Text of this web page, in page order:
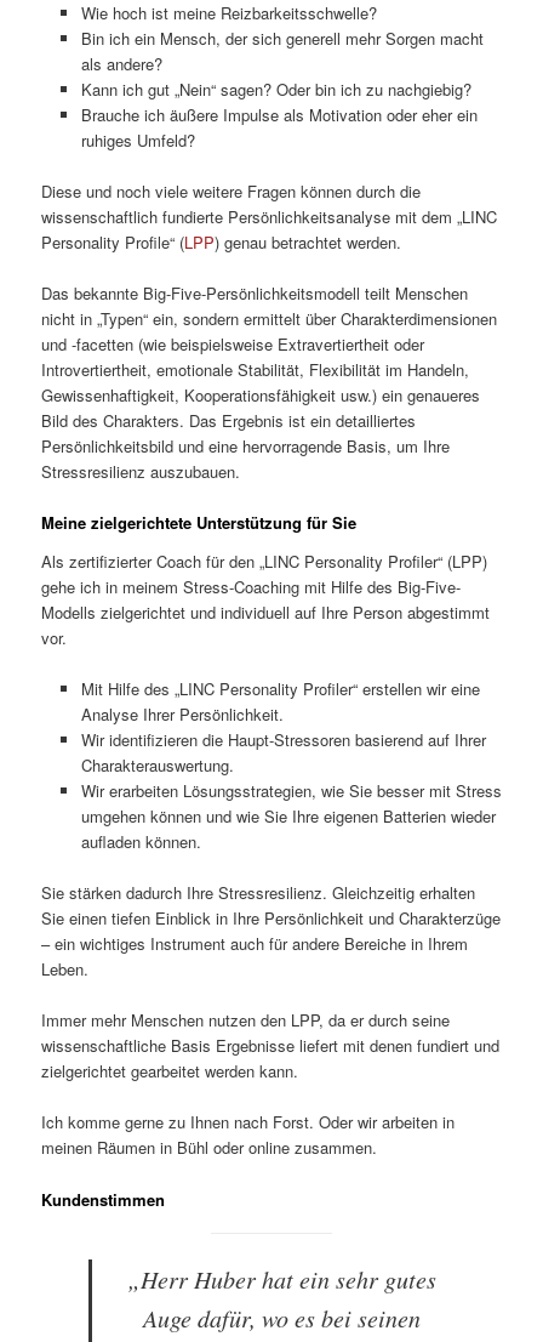
Wie hoch ist meine Reizbarkeitsschwelle?
Bin ich ein Mensch, der sich generell mehr Sorgen macht
als andere?
Kann ich gut „Nein“ sagen? Oder bin ich zu nachgiebig?
Brauche ich äußere Impulse als Motivation oder eher ein
ruhiges Umfeld?
Diese und noch viele weitere Fragen können durch die
wissenschaftlich fundierte Persönlichkeitsanalyse mit dem „LINC
Personality Profile“ (LPP) genau betrachtet werden.
Das bekannte Big-Five-Persönlichkeitsmodell teilt Menschen
nicht in „Typen“ ein, sondern ermittelt über Charakterdimensionen
und -facetten (wie beispielsweise Extravertiertheit oder
Introvertiertheit, emotionale Stabilität, Flexibilität im Handeln,
Gewissenhaftigkeit, Kooperationsfähigkeit usw.) ein genaueres
Bild des Charakters. Das Ergebnis ist ein detailliertes
Persönlichkeitsbild und eine hervorragende Basis, um Ihre
Stressresilienz auszubauen.
Meine zielgerichtete Unterstützung für Sie
Als zertifizierter Coach für den „LINC Personality Profiler“ (LPP)
gehe ich in meinem Stress-Coaching mit Hilfe des Big-Five-
Modells zielgerichtet und individuell auf Ihre Person abgestimmt
vor.
Mit Hilfe des „LINC Personality Profiler“ erstellen wir eine
Analyse Ihrer Persönlichkeit.
Wir identifizieren die Haupt-Stressoren basierend auf Ihrer
Charakterauswertung.
Wir erarbeiten Lösungsstrategien, wie Sie besser mit Stress
umgehen können und wie Sie Ihre eigenen Batterien wieder
aufladen können.
Sie stärken dadurch Ihre Stressresilienz. Gleichzeitig erhalten
Sie einen tiefen Einblick in Ihre Persönlichkeit und Charakterzüge
– ein wichtiges Instrument auch für andere Bereiche in Ihrem
Leben.
Immer mehr Menschen nutzen den LPP, da er durch seine
wissenschaftliche Basis Ergebnisse liefert mit denen fundiert und
zielgerichtet gearbeitet werden kann.
Ich komme gerne zu Ihnen nach Forst. Oder wir arbeiten in
meinen Räumen in Bühl oder online zusammen.
Kundenstimmen
„Herr Huber hat ein sehr gutes
Auge dafür, wo es bei seinen